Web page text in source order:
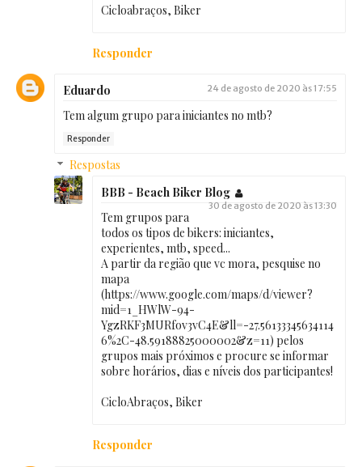
Cicloabraços, Biker
Responder
Eduardo 24 de agosto de 2020 às 17:55
Tem algum grupo para iniciantes no mtb?
Responder
Respostas
BBB - Beach Biker Blog
30 de agosto de 2020 às 13:30
Tem grupos para
todos os tipos de bikers: iniciantes,
experientes, mtb, speed...
A partir da região que vc mora, pesquise no
mapa
(https://www.google.com/maps/d/viewer?
mid=1_HWlW-94-
YgzRKF3MURfov3vC4E&ll=-27.56133345634114
6%2C-48.59188825000002&z=11) pelos
grupos mais próximos e procure se informar
sobre horários, dias e níveis dos participantes!
CicloAbraços, Biker
Responder